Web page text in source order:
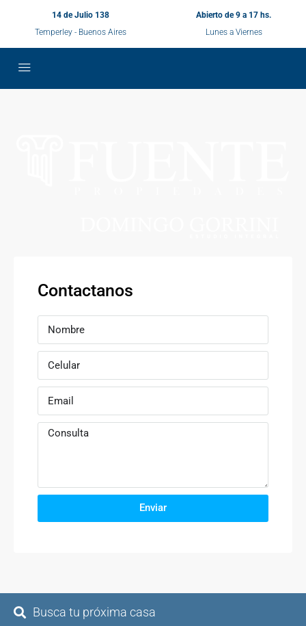
14 de Julio 138
Temperley - Buenos Aires
Abierto de 9 a 17 hs.
Lunes a Viernes
Contactanos
Enviar
Busca tu próxima casa